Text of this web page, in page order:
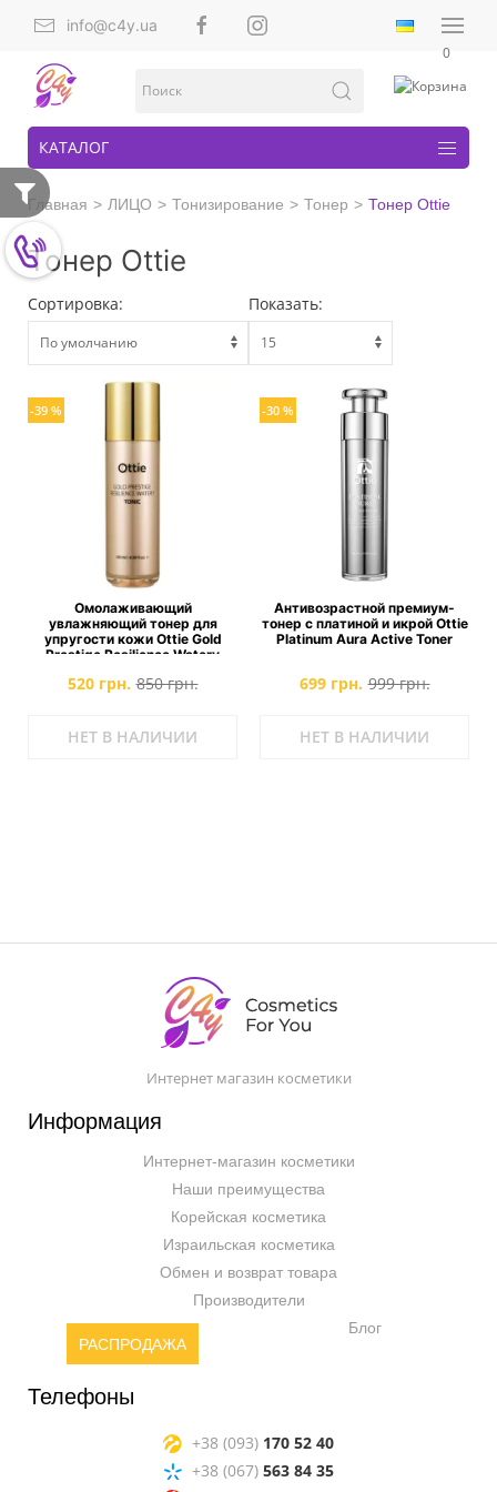
info@c4y.ua
0
КАТАЛОГ
Главная ЛИЦО Тонизирование Тонер Тонер Ottie
Тонер Ottie
Сортировка: Показать:
-39 %
Омолаживающий
увлажняющий тонер для
упругости кожи Ottie Gold
Prestige Resilience Watery
520 грн. 850 грн.
НЕТ В НАЛИЧИИ
-30 %
Антивозрастной премиум-
тонер с платиной и икрой Ottie
Platinum Aura Active Toner
699 грн. 999 грн.
НЕТ В НАЛИЧИИ
Интернет магазин косметики
Информация
Интернет-магазин косметики
Наши преимущества
Корейская косметика
Израильская косметика
Обмен и возврат товара
Производители
РАСПРОДАЖА
Блог
Телефоны
+38 (093) 170 52 40
+38 (067) 563 84 35